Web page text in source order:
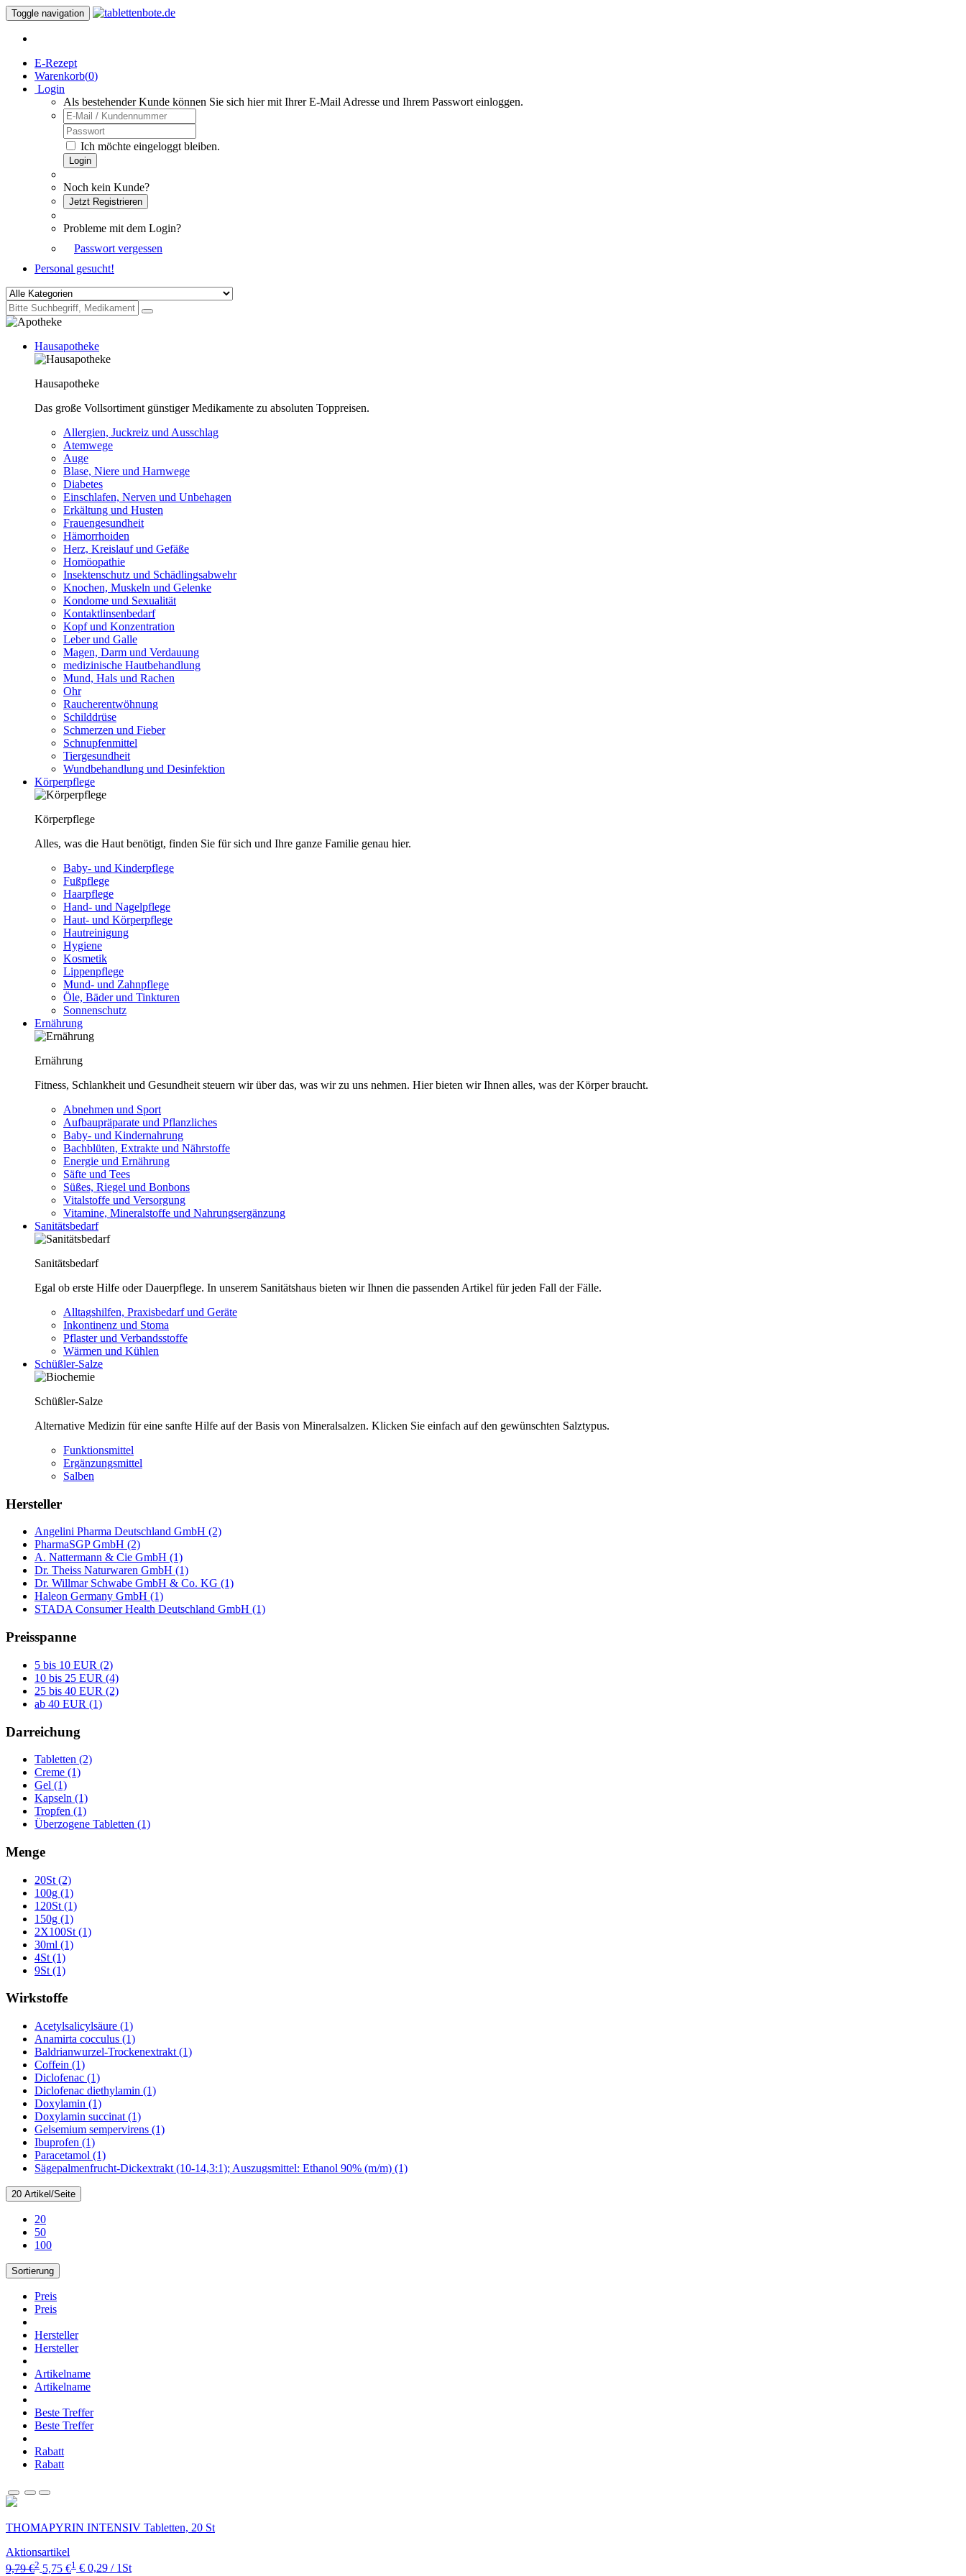
Toggle navigation
E-Rezept
Warenkorb(0)
Login
Als bestehender Kunde können Sie sich hier mit Ihrer E-Mail Adresse und Ihrem Passwort einloggen.
Ich möchte eingeloggt bleiben.
Login
Noch kein Kunde?
Jetzt Registrieren
Probleme mit dem Login?
Passwort vergessen
Personal gesucht!
Hausapotheke
Hausapotheke
Das große Vollsortiment günstiger Medikamente zu absoluten Toppreisen.
Allergien, Juckreiz und Ausschlag
Atemwege
Auge
Blase, Niere und Harnwege
Diabetes
Einschlafen, Nerven und Unbehagen
Erkältung und Husten
Frauengesundheit
Hämorrhoiden
Herz, Kreislauf und Gefäße
Homöopathie
Insektenschutz und Schädlingsabwehr
Knochen, Muskeln und Gelenke
Kondome und Sexualität
Kontaktlinsenbedarf
Kopf und Konzentration
Leber und Galle
Magen, Darm und Verdauung
medizinische Hautbehandlung
Mund, Hals und Rachen
Ohr
Raucherentwöhnung
Schilddrüse
Schmerzen und Fieber
Schnupfenmittel
Tiergesundheit
Wundbehandlung und Desinfektion
Körperpflege
Körperpflege
Alles, was die Haut benötigt, finden Sie für sich und Ihre ganze Familie genau hier.
Baby- und Kinderpflege
Fußpflege
Haarpflege
Hand- und Nagelpflege
Haut- und Körperpflege
Hautreinigung
Hygiene
Kosmetik
Lippenpflege
Mund- und Zahnpflege
Öle, Bäder und Tinkturen
Sonnenschutz
Ernährung
Ernährung
Fitness, Schlankheit und Gesundheit steuern wir über das, was wir zu uns nehmen. Hier bieten wir Ihnen alles, was der Körper braucht.
Abnehmen und Sport
Aufbaupräparate und Pflanzliches
Baby- und Kindernahrung
Bachblüten, Extrakte und Nährstoffe
Energie und Ernährung
Säfte und Tees
Süßes, Riegel und Bonbons
Vitalstoffe und Versorgung
Vitamine, Mineralstoffe und Nahrungsergänzung
Sanitätsbedarf
Sanitätsbedarf
Egal ob erste Hilfe oder Dauerpflege. In unserem Sanitätshaus bieten wir Ihnen die passenden Artikel für jeden Fall der Fälle.
Alltagshilfen, Praxisbedarf und Geräte
Inkontinenz und Stoma
Pflaster und Verbandsstoffe
Wärmen und Kühlen
Schüßler-Salze
Schüßler-Salze
Alternative Medizin für eine sanfte Hilfe auf der Basis von Mineralsalzen. Klicken Sie einfach auf den gewünschten Salztypus.
Funktionsmittel
Ergänzungsmittel
Salben
Hersteller
Angelini Pharma Deutschland GmbH (2)
PharmaSGP GmbH (2)
A. Nattermann & Cie GmbH (1)
Dr. Theiss Naturwaren GmbH (1)
Dr. Willmar Schwabe GmbH & Co. KG (1)
Haleon Germany GmbH (1)
STADA Consumer Health Deutschland GmbH (1)
Preisspanne
5 bis 10 EUR (2)
10 bis 25 EUR (4)
25 bis 40 EUR (2)
ab 40 EUR (1)
Darreichung
Tabletten (2)
Creme (1)
Gel (1)
Kapseln (1)
Tropfen (1)
Überzogene Tabletten (1)
Menge
20St (2)
100g (1)
120St (1)
150g (1)
2X100St (1)
30ml (1)
4St (1)
9St (1)
Wirkstoffe
Acetylsalicylsäure (1)
Anamirta cocculus (1)
Baldrianwurzel-Trockenextrakt (1)
Coffein (1)
Diclofenac (1)
Diclofenac diethylamin (1)
Doxylamin (1)
Doxylamin succinat (1)
Gelsemium sempervirens (1)
Ibuprofen (1)
Paracetamol (1)
Sägepalmenfrucht-Dickextrakt (10-14,3:1); Auszugsmittel: Ethanol 90% (m/m) (1)
20 Artikel/Seite
20
50
100
Sortierung
Preis
Preis
Hersteller
Hersteller
Artikelname
Artikelname
Beste Treffer
Beste Treffer
Rabatt
Rabatt
THOMAPYRIN INTENSIV Tabletten, 20 St
Aktionsartikel
9,79 €2 5,75 €1 € 0,29 / 1St